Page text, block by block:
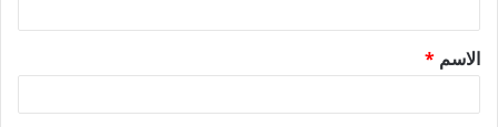
ق
*
الاسم *